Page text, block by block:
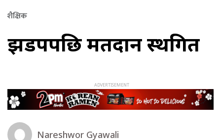
शैक्षिक
झडपपछि मतदान स्थगित
Nareshwor Gyawali